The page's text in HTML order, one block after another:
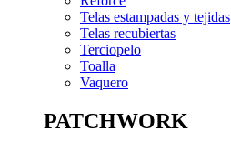
Telas estampadas y tejidas
Telas recubiertas
Terciopelo
Toalla
Vaquero
PATCHWORK